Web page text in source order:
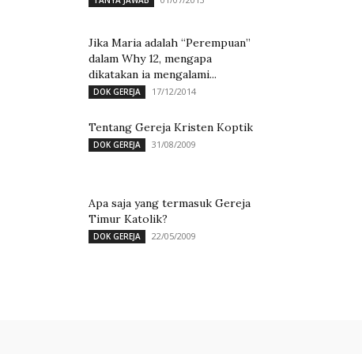
Jika Maria adalah “Perempuan”
dalam Why 12, mengapa
dikatakan ia mengalami...
DOK GEREJA 17/12/2014
Tentang Gereja Kristen Koptik
DOK GEREJA 31/08/2009
Apa saja yang termasuk Gereja
Timur Katolik?
DOK GEREJA 22/05/2009